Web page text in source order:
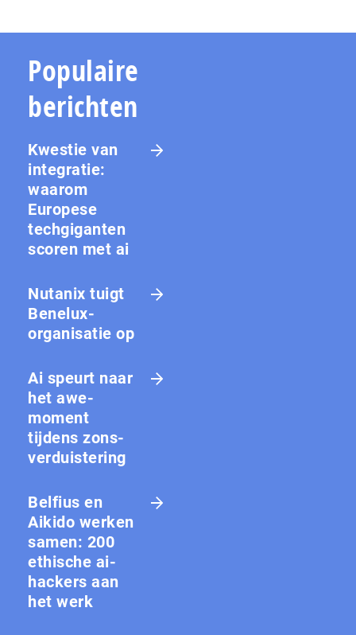
Populaire
berichten
Kwestie van
integratie:
waarom
Europese
techgiganten
scoren met ai
Nutanix tuigt
Benelux-
organisatie op
Ai speurt naar
het awe-
moment
tijdens zons­
ver­duis­te­ring
Belfius en
Aikido werken
samen: 200
ethische ai-
hackers aan
het werk